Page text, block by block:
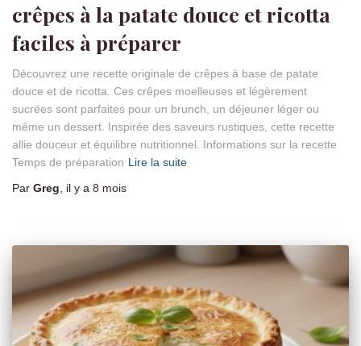
crêpes à la patate douce et ricotta
faciles à préparer
Découvrez une recette originale de crêpes à base de patate
douce et de ricotta. Ces crêpes moelleuses et légèrement
sucrées sont parfaites pour un brunch, un déjeuner léger ou
même un dessert. Inspirée des saveurs rustiques, cette recette
allie douceur et équilibre nutritionnel. Informations sur la recette
Temps de préparation Lire la suite
Par Greg , il y a 8 mois